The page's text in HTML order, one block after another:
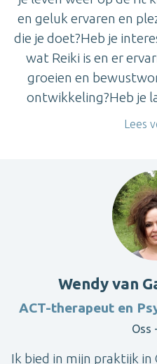
en geluk ervaren en
die je doet?Heb je
wat Reiki is en er
groeien en
ontwikkeling?Heb je
Lees
Wendy van
ACT-therapeut en
Oss
Ik bied in mijn praktijk in